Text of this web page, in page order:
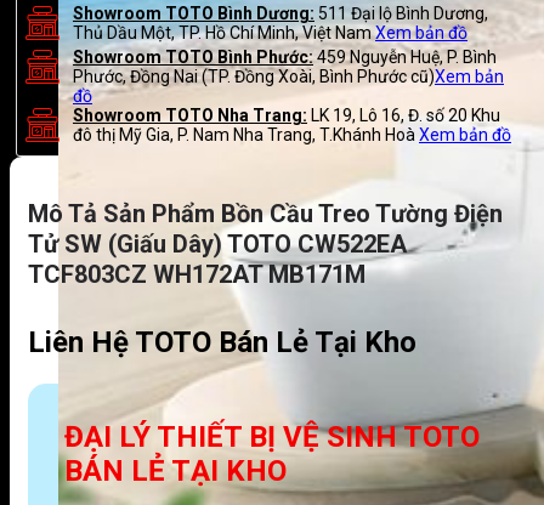
Showroom TOTO Bình Dương: 511 Đại lộ Bình Dương,
Thủ Dầu Một, TP. Hồ Chí Minh, Việt NamXem bản đồ
Showroom TOTO Bình Phước:459 Nguyễn Huệ, P. Bình
Phước, Đồng Nai (TP. Đồng Xoài, Bình Phước cũ)Xem bản
đồ
Showroom TOTO Nha Trang: LK 19, Lô 16, Đ. số 20 Khu
đô thị Mỹ Gia, P. Nam Nha Trang, T.Khánh Hoà Xem bản đồ
Mô Tả Sản Phẩm Bồn Cầu Treo Tường Điện
Tử SW (giấu Dây) TOTO CW522EA
TCF803CZ WH172AT MB171M
Liên Hệ TOTO Bán Lẻ Tại Kho
ĐẠI LÝ THIẾT BỊ VỆ SINH TOTO
BÁN LẺ TẠI KHO